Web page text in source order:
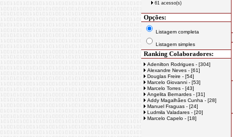
61 acesso(s)
Opções:
Listagem completa
Listagem simples
Ranking Colaboradores:
Adenilton Rodrigues - [304]
Alexandre Neves - [61]
Douglas Freire - [54]
Marcelo Giovanni - [53]
Marcelo Torres - [43]
Angelita Bernardes - [31]
Addy Magalhães Cunha - [28]
Manuel Fraguas - [24]
Ludmila Valadares - [20]
Marcelo Capelo - [18]